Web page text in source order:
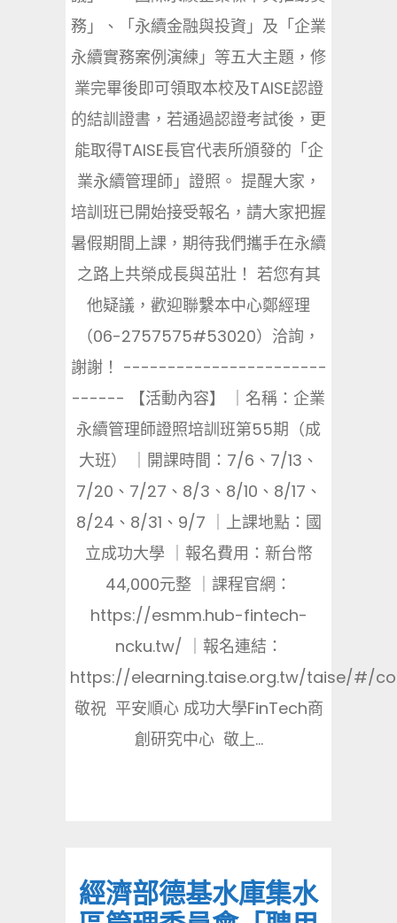
務」、「永續金融與投資」及「企業
永續實務案例演練」等五大主題，修
業完畢後即可領取本校及TAISE認證
的結訓證書，若通過認證考試後，更
能取得TAISE長官代表所頒發的「企
業永續管理師」證照。 提醒大家，
培訓班已開始接受報名，請大家把握
暑假期間上課，期待我們攜手在永續
之路上共榮成長與茁壯！ 若您有其
他疑議，歡迎聯繫本中心鄭經理
（06-2757575#53020）洽詢，
謝謝！ -----------------------
------ 【活動內容】 ｜名稱：企業
永續管理師證照培訓班第55期（成
大班） ｜開課時間：7/6、7/13、
7/20、7/27、8/3、8/10、8/17、
8/24、8/31、9/7 ｜上課地點：國
立成功大學 ｜報名費用：新台幣
44,000元整 ｜課程官網：
https://esmm.hub-fintech-
ncku.tw/ ｜報名連結：
https://elearning.taise.org.tw/taise/#/
敬祝 平安順心 成功大學FinTech商
創研究中心 敬上...
經濟部德基水庫集水